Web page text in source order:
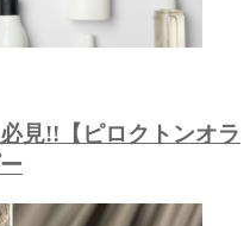
見!!【ピロクトンオラ